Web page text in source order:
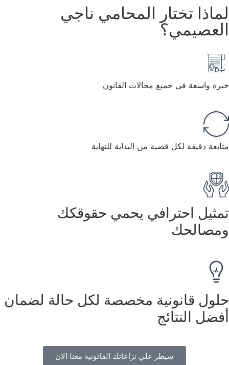
تختار المحامي ناجي
في جميع مجالات القانون
دقيقة لكل قضية من البداية للنهاية
احترافي يحمي حقوقكك
قانونية مخصصة لكل حالة لضمان
النتائج
سيطر علي نزاعاتك القانونية معنا الان